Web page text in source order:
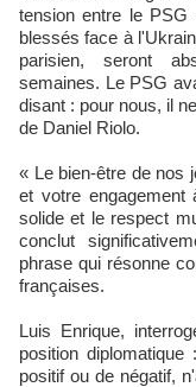
tension entre le
blessés face à
parisien, seront
semaines. Le PSG
disant : pour nous, il
de Daniel Riolo.
« Le bien-être de nos
et votre engagement
solide et le respect
conclut
phrase qui résonne
françaises.
Luis Enrique,
position
positif ou de négatif,